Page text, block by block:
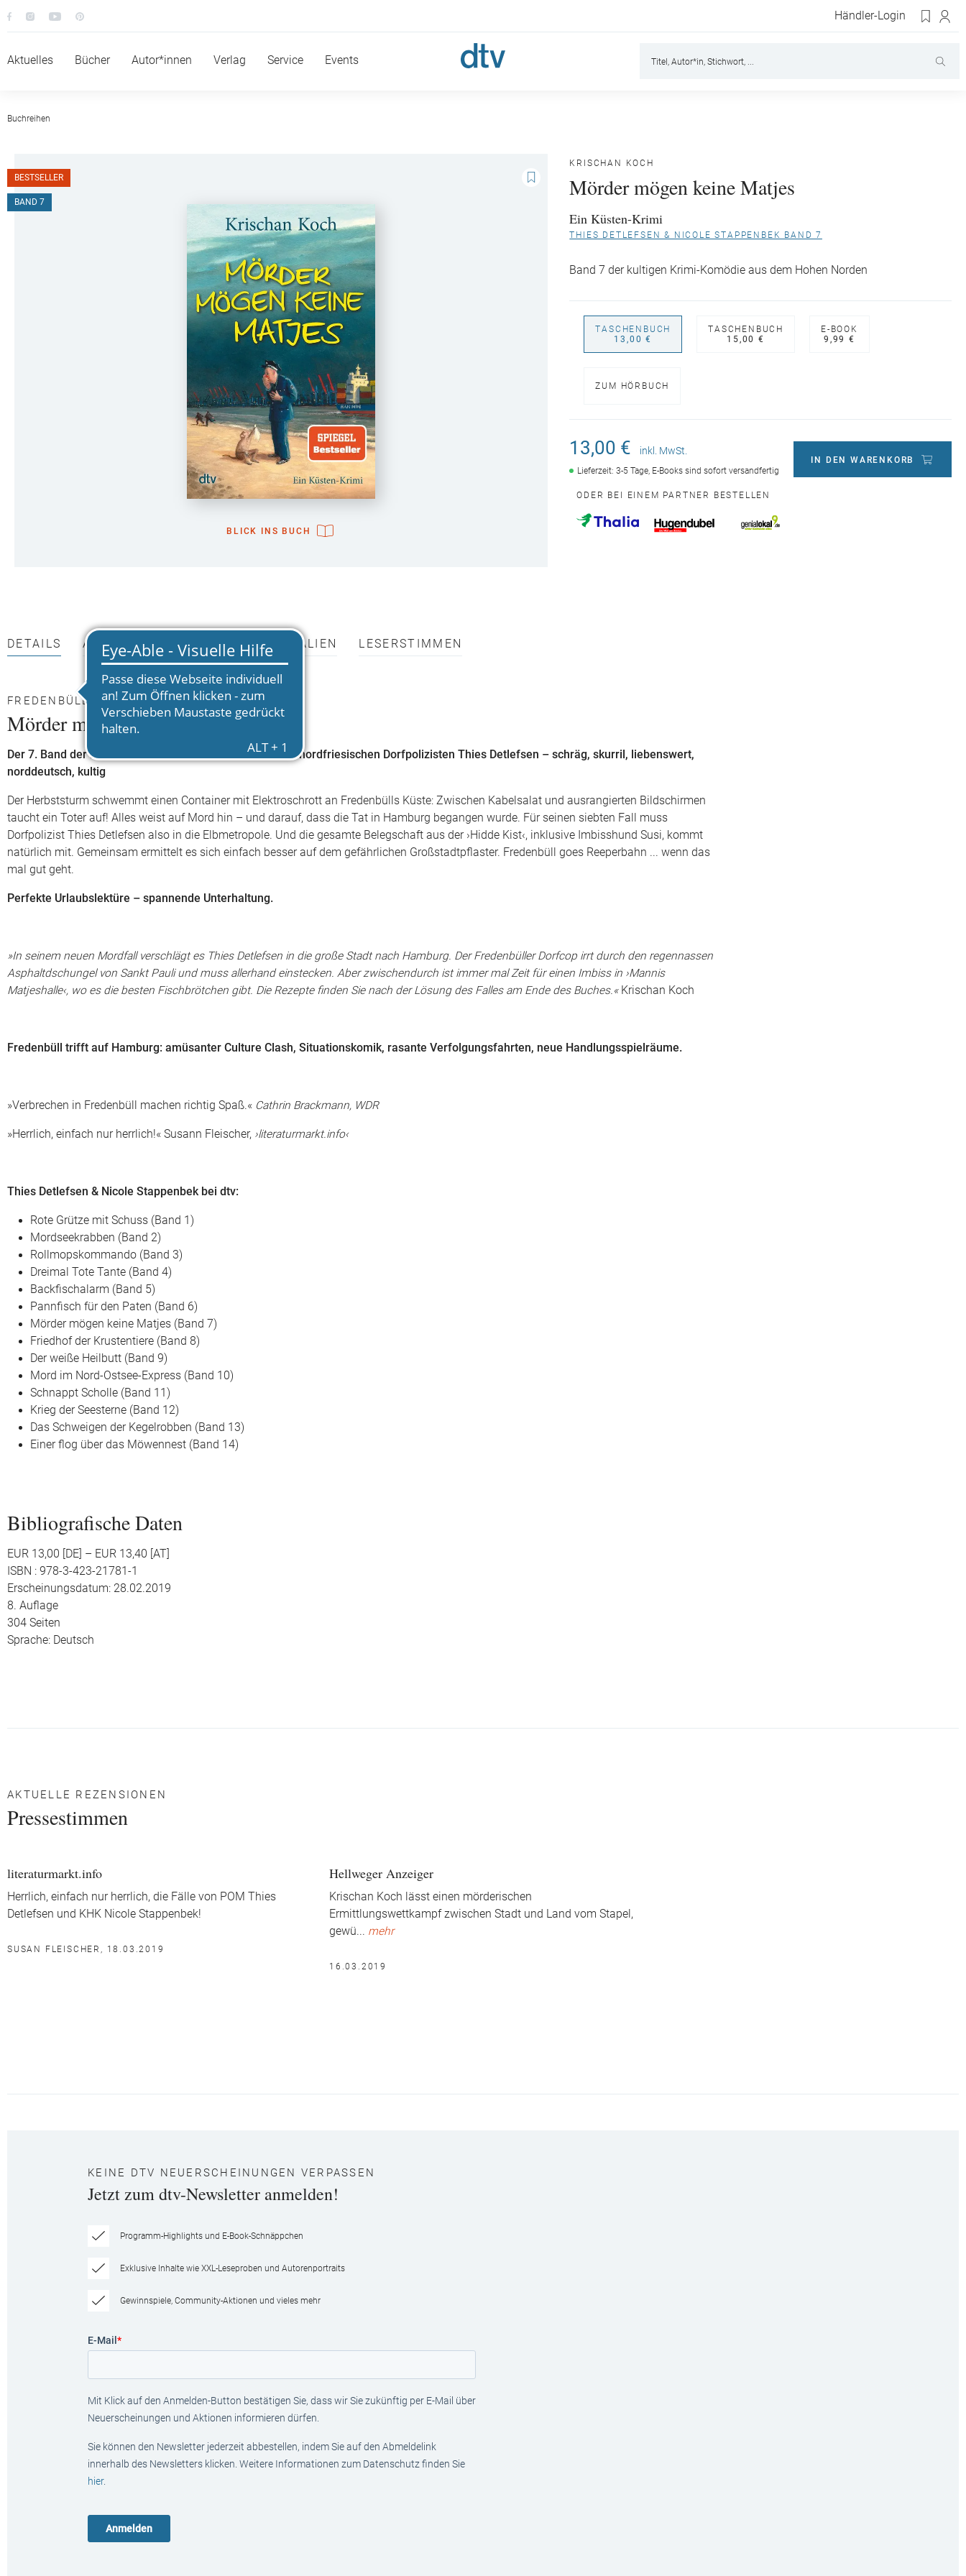
Händler-Login
Aktuelles Bücher Autor*innen Verlag Service Events
Buchreihen
BLICK INS BUCH
BESTSELLER
BAND 7
KRISCHAN KOCH
Mörder mögen keine Matjes
Ein Küsten-Krimi
THIES DETLEFSEN & NICOLE STAPPENBEK BAND 7
Band 7 der kultigen Krimi-Komödie aus dem Hohen Norden
TASCHENBUCH
13,00 €
TASCHENBUCH
15,00 €
E-BOOK
9,99 €
ZUM HÖRBUCH
13,00 € inkl. MwSt.
Lieferzeit: 3-5 Tage, E-Books sind sofort versandfertig
IN DEN WARENKORB
ODER BEI EINEM PARTNER BESTELLEN
DETAILS AUTOR*INNEN PRESSEMATERIALIEN LESERSTIMMEN
FREDENBÜLL GOES REEPERBAHN
Mörder mögen keine Matjes
Der 7. Band der norddeutschen Kult-Krimi-Reihe um den nordfriesischen Dorfpolizisten Thies Detlefsen – schräg, skurril, liebenswert,
norddeutsch, kultig
Der Herbststurm schwemmt einen Container mit Elektroschrott an Fredenbülls Küste: Zwischen Kabelsalat und ausrangierten Bildschirmen
taucht ein Toter auf! Alles weist auf Mord hin – und darauf, dass die Tat in Hamburg begangen wurde. Für seinen siebten Fall muss
Dorfpolizist Thies Detlefsen also in die Elbmetropole. Und die gesamte Belegschaft aus der ›Hidde Kist‹, inklusive Imbisshund Susi, kommt
natürlich mit. Gemeinsam ermittelt es sich einfach besser auf dem gefährlichen Großstadtpflaster. Fredenbüll goes Reeperbahn ... wenn das
mal gut geht.
Perfekte Urlaubslektüre – spannende Unterhaltung.
»In seinem neuen Mordfall verschlägt es Thies Detlefsen in die große Stadt nach Hamburg. Der Fredenbüller Dorfcop irrt durch den regennassen
Asphaltdschungel von Sankt Pauli und muss allerhand einstecken. Aber zwischendurch ist immer mal Zeit für einen Imbiss in ›Mannis
Matjeshalle‹, wo es die besten Fischbrötchen gibt. Die Rezepte finden Sie nach der Lösung des Falles am Ende des Buches.« Krischan Koch
Fredenbüll trifft auf Hamburg: amüsanter Culture Clash, Situationskomik, rasante Verfolgungsfahrten, neue Handlungsspielräume.
»Verbrechen in Fredenbüll machen richtig Spaß.« Cathrin Brackmann, WDR
»Herrlich, einfach nur herrlich!« Susann Fleischer, ›literaturmarkt.info‹
Thies Detlefsen & Nicole Stappenbek bei dtv:
Rote Grütze mit Schuss (Band 1)
Mordseekrabben (Band 2)
Rollmopskommando (Band 3)
Dreimal Tote Tante (Band 4)
Backfischalarm (Band 5)
Pannfisch für den Paten (Band 6)
Mörder mögen keine Matjes (Band 7)
Friedhof der Krustentiere (Band 8)
Der weiße Heilbutt (Band 9)
Mord im Nord-Ostsee-Express (Band 10)
Schnappt Scholle (Band 11)
Krieg der Seesterne (Band 12)
Das Schweigen der Kegelrobben (Band 13)
Einer flog über das Möwennest (Band 14)
Bibliografische Daten
EUR 13,00 [DE] – EUR 13,40 [AT]
ISBN : 978-3-423-21781-1
Erscheinungsdatum: 28.02.2019
8. Auflage
304 Seiten
Sprache: Deutsch
AKTUELLE REZENSIONEN
Pressestimmen
literaturmarkt.info
Herrlich, einfach nur herrlich, die Fälle von POM Thies
Detlefsen und KHK Nicole Stappenbek!
SUSAN FLEISCHER, 18.03.2019
Hellweger Anzeiger
Krischan Koch lässt einen mörderischen
Ermittlungswettkampf zwischen Stadt und Land vom Stapel,
gewü... mehr
16.03.2019
KEINE DTV NEUERSCHEINUNGEN VERPASSEN
Jetzt zum dtv-Newsletter anmelden!
Programm-Highlights und E-Book-Schnäppchen
Exklusive Inhalte wie XXL-Leseproben und Autorenportraits
Gewinnspiele, Community-Aktionen und vieles mehr
E-Mail *
Mit Klick auf den Anmelden-Button bestätigen Sie, dass wir Sie zukünftig per E-Mail über
Neuerscheinungen und Aktionen informieren dürfen.
Sie können den Newsletter jederzeit abbestellen, indem Sie auf den Abmeldelink
innerhalb des Newsletters klicken. Weitere Informationen zum Datenschutz finden Sie
hier.